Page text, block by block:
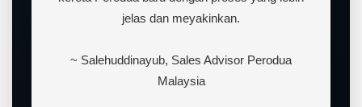
jelas dan meyakinkan.
~ Salehuddinayub, Sales Advisor Perodua
Malaysia